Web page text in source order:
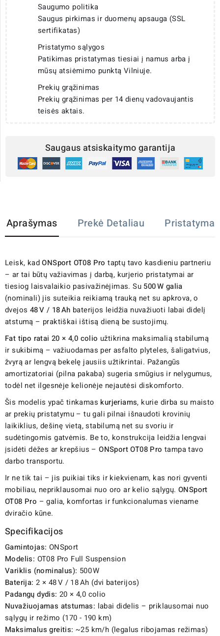
Saugumo politika
Saugus pirkimas ir duomenų apsauga (SSL
sertifikatas)
Pristatymo sąlygos
Patikimas pristatymas tiesiai į namus arba į
mūsų atsiėmimo punktą Vilniuje.
Prekių grąžinimas
Prekių grąžinimas per 14 dienų vadovaujantis
teisės aktais.
Saugaus atsiskaitymo garantija
Aprašymas Prekė Detaliau Pristatymas
Leisk, kadONSport OT08 Pro taptų tavo kasdieniu partneriu
– ar tai būtų važiavimas į darbą, kurjerio pristatymai ar
tiesiog laisvalaikio pasivažinėjimas. Su 500 W galia
(nominali) jis suteikia reikiamą trauką net su apkrova, o
dvejos 48 V / 18 Ah baterijos leidžia nuvažiuoti labai didelį
atstumą – praktiškai ištisą dieną be sustojimų.
Fat tipo ratai 20 × 4,0 colio užtikrina maksimalią stabilumą
ir sukibimą – važiuodamas per asfalto plyteles, šaligatvius,
žvyrą ar lengvą bekelę jausiis užtikrintai. Pažangūs
amortizatoriai (pilna pakaba) sugeria smūgius ir nelygumus,
todėl net ilgesnėje kelionėje nejautėsi diskomforto.
Šis modelis ypač tinkamas kurjeriams, kurie dirba su maisto
ar prekių pristatymu – tu gali pilnai išnaudoti krovinių
laikiklius, dešinę vietą, stabilumą net su svoriu ir
sudėtingomis gatvėmis. Be to, konstrukcija leidžia lengvai
įsidėti dėžes ar krepšius –ONSport OT08 Pro tampa tavo
darbo transportu.
Ir ne tik tai – jis puikiai tiks ir kiekvienam, kas nori gyventi
mobiliau, nepriklausomai nuo oro ar kelio sąlygų. ONSport
OT08 Pro – galia, komfortas ir funkcionalumas viename
dviračio kūne.
Specifikacijos
Gamintojas: ONSport
Modelis: OT08 Pro Full Suspension
Variklis (nominalus): 500 W
Baterija: 2 × 48 V / 18 Ah (dvi baterijos)
Padangų dydis: 20 × 4,0 colio
Nuvažiuojamas atstumas: labai didelis – priklausomai nuo
sąlygų ir režimo (170 - 190 km)
Maksimalus greitis: ~25 km/h (legalus ribojamas režimas)